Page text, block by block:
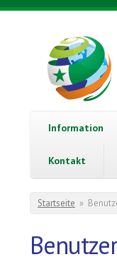
Direkt zum Inhalt
Information
Kontakt
Sie sind
Startseite »